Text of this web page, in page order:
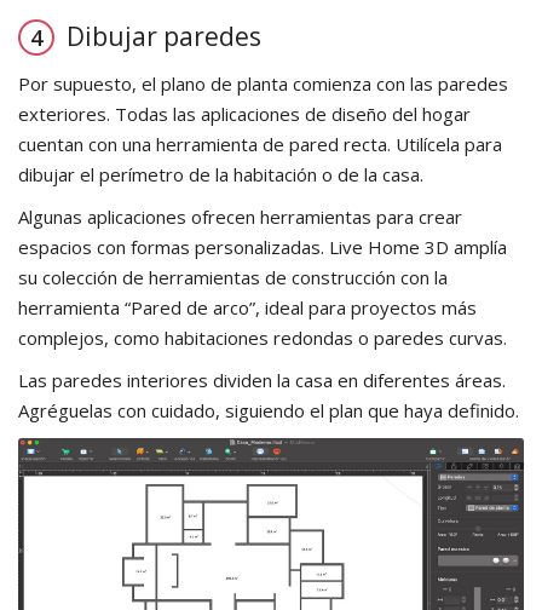
Dibujar paredes
Por supuesto, el plano de planta comienza con las paredes
exteriores. Todas las aplicaciones de diseño del hogar
cuentan con una herramienta de pared recta. Utilícela para
dibujar el perímetro de la habitación o de la casa.
Algunas aplicaciones ofrecen herramientas para crear
espacios con formas personalizadas. Live Home 3D amplía
su colección de herramientas de construcción con la
herramienta “Pared de arco”, ideal para proyectos más
complejos, como habitaciones redondas o paredes curvas.
Las paredes interiores dividen la casa en diferentes áreas.
Agréguelas con cuidado, siguiendo el plan que haya definido.